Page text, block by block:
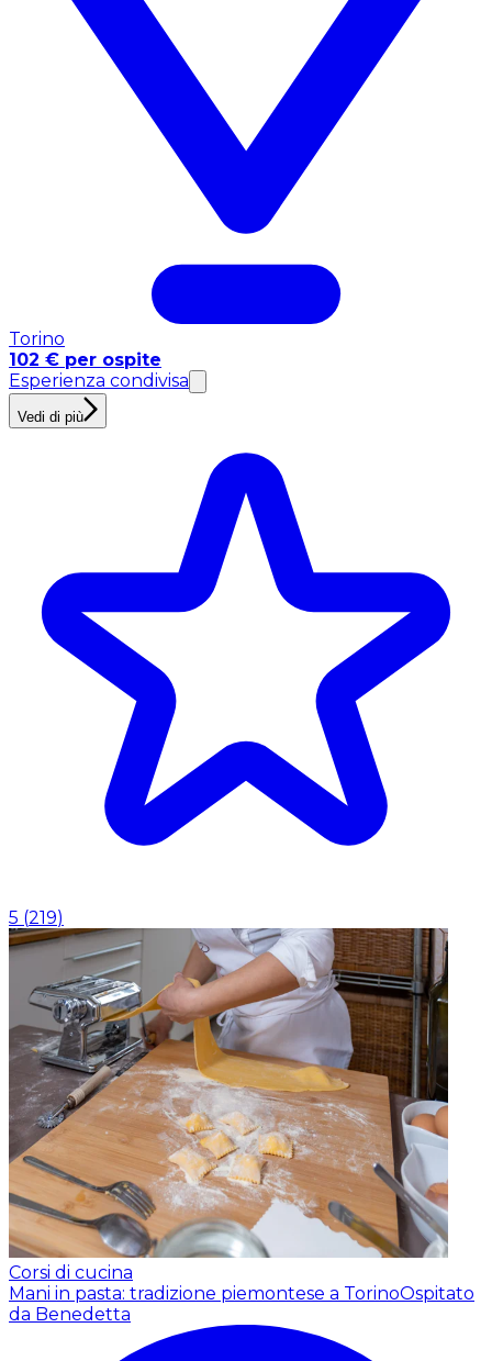
Torino
102 € per ospite
Esperienza condivisa
Vedi di più
5 (219)
Corsi di cucina
Mani in pasta: tradizione piemontese a TorinoOspitato
da Benedetta